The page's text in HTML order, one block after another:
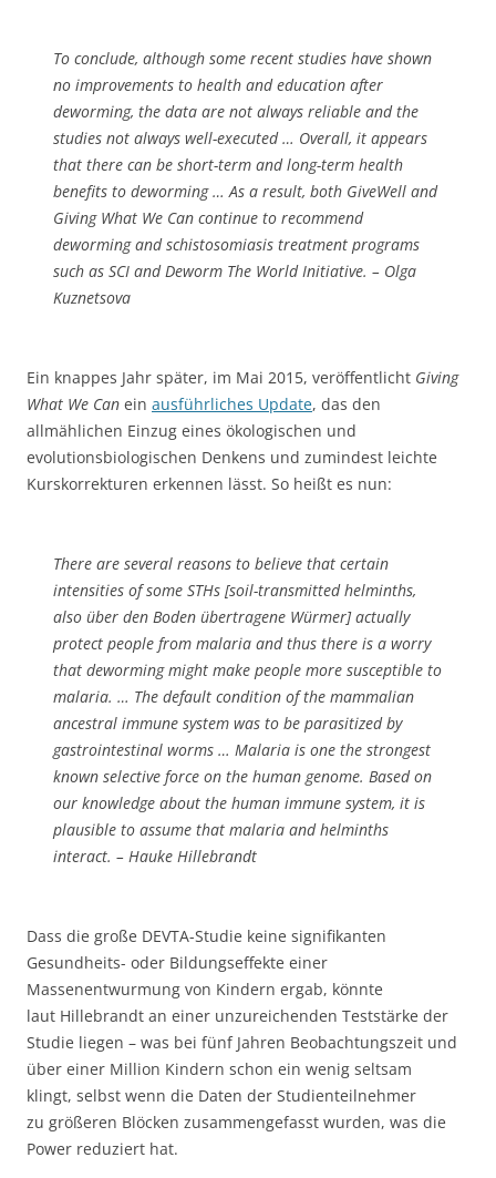
To conclude, although some recent studies have shown
no improvements to health and education after
deworming, the data are not always reliable and the
studies not always well-executed … Overall, it appears
that there can be short-term and long-term health
benefits to deworming … As a result, both GiveWell and
Giving What We Can continue to recommend
deworming and schistosomiasis treatment programs
such as SCI and Deworm The World Initiative. – Olga
Kuznetsova
Ein knappes Jahr später, im Mai 2015, veröffentlicht Giving
What We Can ein ausführliches Update, das den
allmählichen Einzug eines ökologischen und
evolutionsbiologischen Denkens und zumindest leichte
Kurskorrekturen erkennen lässt. So heißt es nun:
There are several reasons to believe that certain
intensities of some STHs [soil-transmitted helminths,
also über den Boden übertragene Würmer] actually
protect people from malaria and thus there is a worry
that deworming might make people more susceptible to
malaria. … The default condition of the mammalian
ancestral immune system was to be parasitized by
gastrointestinal worms … Malaria is one the strongest
known selective force on the human genome. Based on
our knowledge about the human immune system, it is
plausible to assume that malaria and helminths
interact. – Hauke Hillebrandt
Dass die große DEVTA-Studie keine signifikanten
Gesundheits- oder Bildungseffekte einer
Massenentwurmung von Kindern ergab, könnte
laut Hillebrandt an einer unzureichenden Teststärke der
Studie liegen – was bei fünf Jahren Beobachtungszeit und
über einer Million Kindern schon ein wenig seltsam
klingt, selbst wenn die Daten der Studienteilnehmer
zu größeren Blöcken zusammengefasst wurden, was die
Power reduziert hat.